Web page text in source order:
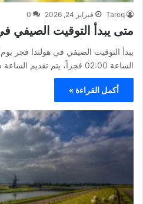
Tareq فبراير 24, 2026 0
متى يبدأ التوقيت الصيفي في
الساعة 02:00 فجراً، يتم تقديم الساعة ساعة…
أكمل القراءة »